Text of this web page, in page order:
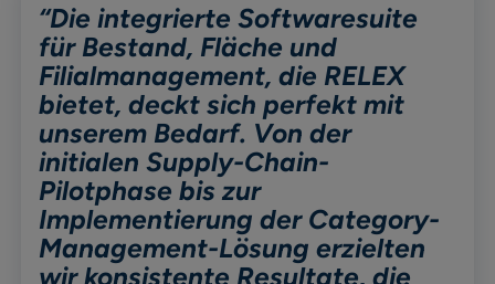
“Die integrierte Softwaresuite
für Bestand, Fläche und
Filialmanagement, die RELEX
bietet, deckt sich perfekt mit
unserem Bedarf. Von der
initialen Supply-Chain-
Pilotphase bis zur
Implementierung der Category-
Management-Lösung erzielten
wir konsistente Resultate, die